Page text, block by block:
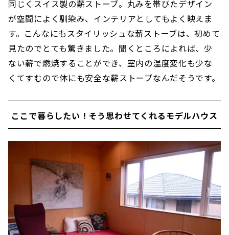
同じくスイス製の薪ストーブ。丸みを帯びたデザイン
が空間によく馴染み、インテリアとしてもよく映えま
す。こんなにもスタイリッシュな薪ストーブは、初めて
見たのでとても驚きました。聞くところによれば、少
ない薪で燃焼することができ、室内の温度変化も少な
くてすむので体にも安全な薪ストーブなんだそうです。
ここで暮らしたい！そう思わせてくれるモデルハウス